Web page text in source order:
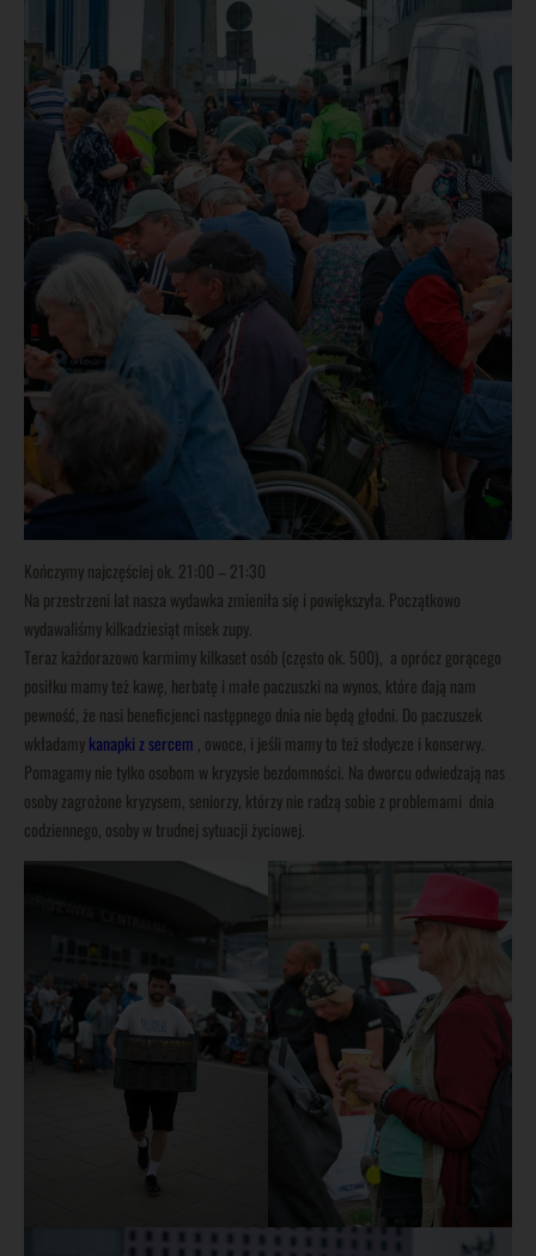
Kończymy najczęściej ok. 21:00 – 21:30
Na przestrzeni lat nasza wydawka zmieniła się i powiększyła. Początkowo
wydawaliśmy kilkadziesiąt misek zupy.
Teraz każdorazowo karmimy kilkaset osób (często ok. 500), a oprócz gorącego
posiłku mamy też kawę, herbatę i małe paczuszki na wynos, które dają nam
pewność, że nasi beneficjenci następnego dnia nie będą głodni. Do paczuszek
wkładamykanapki z sercem , owoce, i jeśli mamy to też słodycze i konserwy.
Pomagamy nie tylko osobom w kryzysie bezdomności. Na dworcu odwiedzają nas
osoby zagrożone kryzysem, seniorzy, którzy nie radzą sobie z problemami dnia
codziennego, osoby w trudnej sytuacji życiowej.